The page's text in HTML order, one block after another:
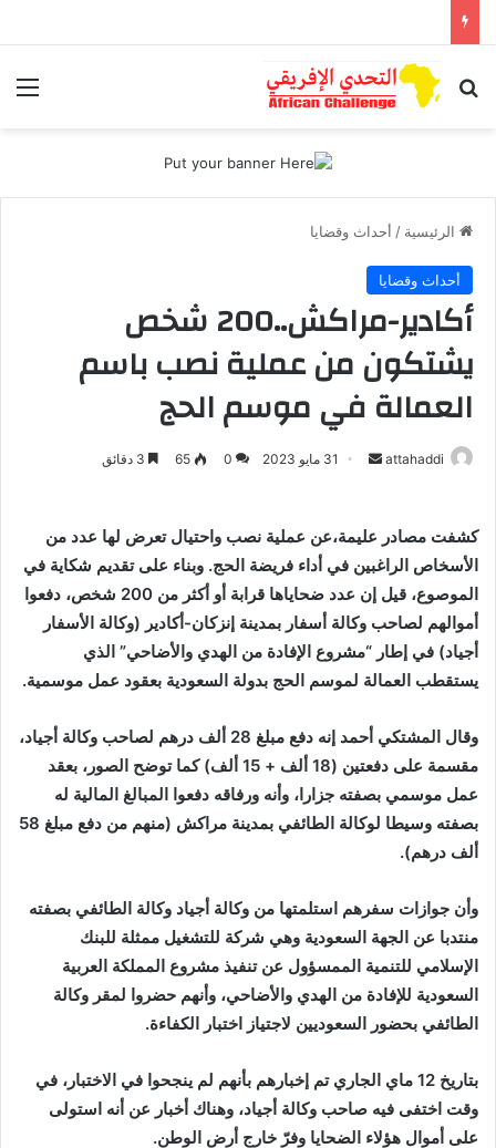
بحث عن
الرئيسية / أحداث وقضايا
أحداث وقضايا
أكادير-مراكش..200 شخص
يشتكون من عملية نصب باسم
العمالة في موسم الحج
attahaddi
أرسل
31 مايو 2023 0
65
كشفت مصادر عليمة،عن عملية نصب واحتيال تعرض لها عدد من
الأسخاص الراغبين في أداء فريضة الحج. وبناء على تقديم شكاية في
الموصوع، قيل إن عدد ضحاياها قرابة أو أكثر من 200 شخص، دفعوا
أموالهم لصاحب وكالة أسفار بمدينة إنزكان-أكادير (وكالة الأسفار
أجياد) في إطار “مشروع الإفادة من الهدي والأضاحي” الذي
يستقطب العمالة لموسم الحج بدولة السعودية بعقود عمل موسمية.
وقال المشتكي أحمد إنه دفع مبلغ 28 ألف درهم لصاحب وكالة أجياد،
مقسمة على دفعتين (18 ألف + 15 ألف) كما توضح الصور، بعقد
عمل موسمي بصفته جزارا، وأنه ورفاقه دفعوا المبالغ المالية له
بصفته وسيطا لوكالة الطائفي بمدينة مراكش (منهم من دفع مبلغ 58
ألف درهم).
وأن جوازات سفرهم استلمتها من وكالة أجياد وكالة الطائفي بصفته
منتدبا عن الجهة السعودية وهي شركة للتشغيل ممثلة للبنك
الإسلامي للتنمية الممسؤول عن تنفيذ مشروع المملكة العربية
السعودية للإفادة من الهدي والأضاحي، وأنهم حضروا لمقر وكالة
الطائفي بحضور السعوديين لاجتياز اختبار الكفاءة.
بتاريخ 12 ماي الجاري تم إخبارهم بأنهم لم ينجحوا في الاختبار، في
وقت اختفى فيه صاحب وكالة أجياد، وهناك أخبار عن أنه استولى
على أموال هؤلاء الضحايا وفرّ خارج أرض الوطن.